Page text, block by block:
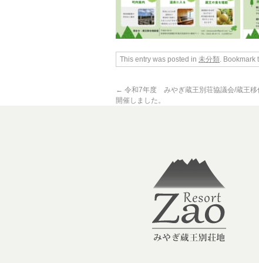
This entry was posted in 未分類. Bookmark
← 令和7年度 みやぎ蔵王別荘協議会/蔵王移
開催しました。